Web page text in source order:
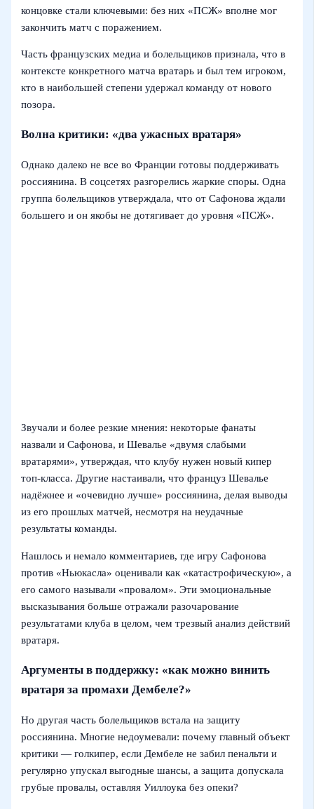
концовке стали ключевыми: без них «ПСЖ» вполне мог
закончить матч с поражением.
Часть французских медиа и болельщиков признала, что в
контексте конкретного матча вратарь и был тем игроком,
кто в наибольшей степени удержал команду от нового
позора.
Волна критики: «два ужасных вратаря»
Однако далеко не все во Франции готовы поддерживать
россиянина. В соцсетях разгорелись жаркие споры. Одна
группа болельщиков утверждала, что от Сафонова ждали
большего и он якобы не дотягивает до уровня «ПСЖ».
Звучали и более резкие мнения: некоторые фанаты
назвали и Сафонова, и Шевалье «двумя слабыми
вратарями», утверждая, что клубу нужен новый кипер
топ-класса. Другие настаивали, что француз Шевалье
надёжнее и «очевидно лучше» россиянина, делая выводы
из его прошлых матчей, несмотря на неудачные
результаты команды.
Нашлось и немало комментариев, где игру Сафонова
против «Ньюкасла» оценивали как «катастрофическую», а
его самого называли «провалом». Эти эмоциональные
высказывания больше отражали разочарование
результатами клуба в целом, чем трезвый анализ действий
вратаря.
Аргументы в поддержку: «как можно винить
вратаря за промахи Дембеле?»
Но другая часть болельщиков встала на защиту
россиянина. Многие недоумевали: почему главный объект
критики — голкипер, если Дембеле не забил пенальти и
регулярно упускал выгодные шансы, а защита допускала
грубые провалы, оставляя Уиллоука без опеки?